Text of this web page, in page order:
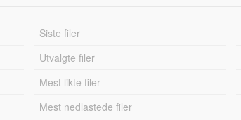
Siste filer
Utvalgte filer
Mest likte filer
Mest nedlastede filer